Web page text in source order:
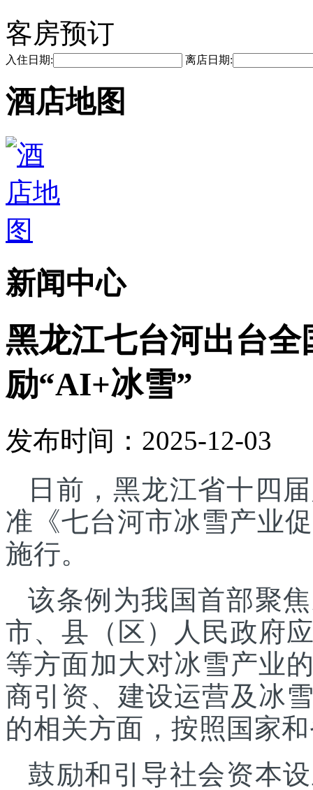
客房预订
入住日期: 离店日期:
酒店地图
新闻中心
黑龙江七台河出台
励“AI+冰雪”
发布时间：2025-12-03
日前，黑龙江省十四
准《七台河市冰雪产业
施行。
该条例为我国首部聚
市、县（区）人民政府
等方面加大对冰雪产业
商引资、建设运营及冰
的相关方面，按照国家
鼓励和引导社会资本